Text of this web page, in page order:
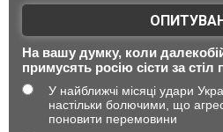
На вашу думку, коли
примусять росію сісти за стіл
У найближчі місяці удари
настільки болючими, що
поновити перемовини